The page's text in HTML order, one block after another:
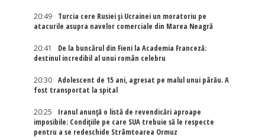
20:49
Turcia cere Rusiei și Ucrainei un moratoriu pe
atacurile asupra navelor comerciale din Marea Neagră
20:41
De la buncărul din Fieni la Academia Franceză:
destinul incredibil al unui român celebru
20:30
Adolescent de 15 ani, agresat pe malul unui pârău. A
fost transportat la spital
20:25
Iranul anunță o listă de revendicări aproape
imposibile: Condițiile pe care SUA trebuie să le respecte
pentru a se redeschide Strâmtoarea Ormuz